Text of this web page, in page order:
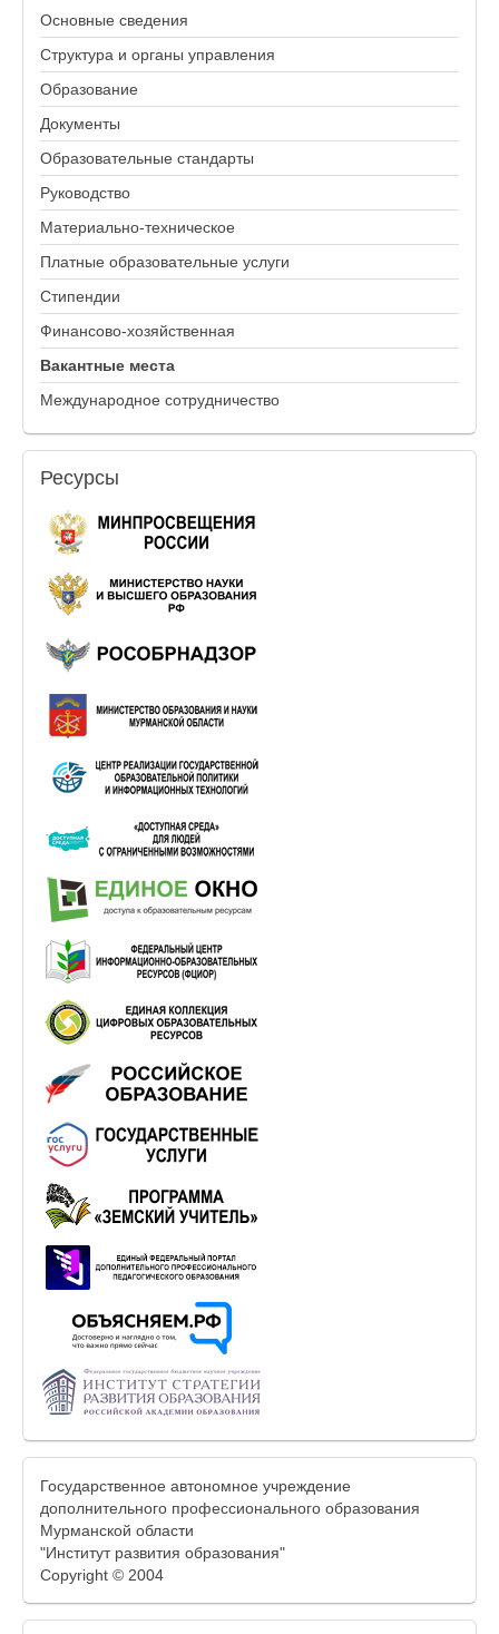
Основные сведения
Структура и органы управления
Образование
Документы
Образовательные стандарты
Руководство
Материально-техническое
Платные образовательные услуги
Стипендии
Финансово-хозяйственная
Вакантные места
Международное сотрудничество
Ресурсы
Государственное автономное учреждение
дополнительного профессионального образования
Мурманской области
"Институт развития образования"
Copyright © 2004